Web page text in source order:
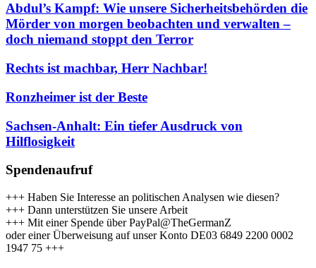
Abdul’s Kampf: Wie unsere Sicherheitsbehörden die
Mörder von morgen beobachten und verwalten –
doch niemand stoppt den Terror
Rechts ist machbar, Herr Nachbar!
Ronzheimer ist der Beste
Sachsen-Anhalt: Ein tiefer Ausdruck von
Hilflosigkeit
Spendenaufruf
+++ Haben Sie Interesse an politischen Analysen wie diesen?
+++ Dann unterstützen Sie unsere Arbeit
+++ Mit einer Spende über PayPal@TheGermanZ
oder einer Überweisung auf unser Konto DE03 6849 2200 0002
1947 75 +++